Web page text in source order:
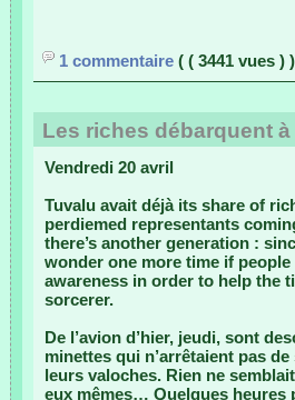
1 commentaire ( ( 3441 vues ) )
Les riches débarquent
Vendredi 20 avril
Tuvalu avait déjà its share of
perdiemed representants
there’s another generation :
wonder one more time if
awareness in order to help the
sorcerer.
De l’avion d’hier, jeudi, sont
minettes qui n’arrêtaient pas
leurs valoches. Rien ne
eux mêmes… Quelques heures